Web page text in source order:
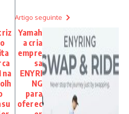
na
Artigo seguinte
Yamah
a cria
empre
sa
ENYRI
NG
para
oferec